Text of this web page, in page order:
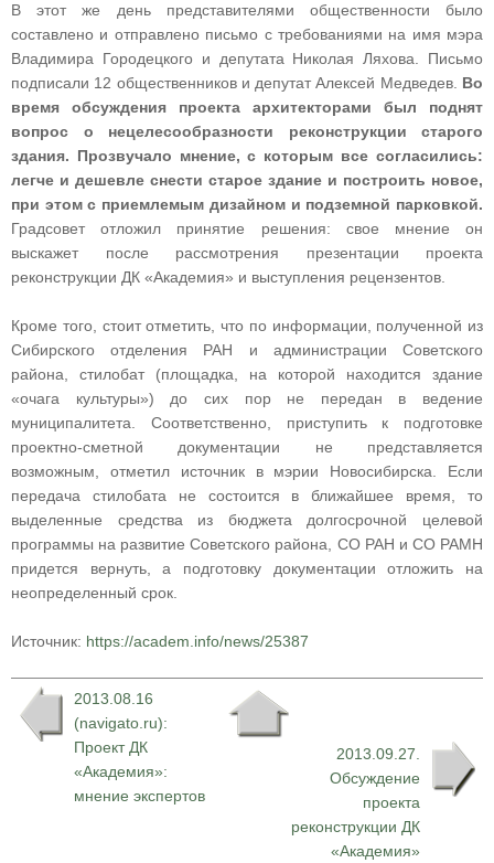
В этот же день представителями общественности было
составлено и отправлено письмо с требованиями на имя мэра
Владимира Городецкого и депутата Николая Ляхова. Письмо
подписали 12 общественников и депутат Алексей Медведев. Во
время обсуждения проекта архитекторами был поднят
вопрос о нецелесообразности реконструкции старого
здания. Прозвучало мнение, с которым все согласились:
легче и дешевле снести старое здание и построить новое,
при этом с приемлемым дизайном и подземной парковкой.
Градсовет отложил принятие решения: свое мнение он
выскажет после рассмотрения презентации проекта
реконструкции ДК «Академия» и выступления рецензентов.
Кроме того, стоит отметить, что по информации, полученной из
Сибирского отделения РАН и администрации Советского
района, стилобат (площадка, на которой находится здание
«очага культуры») до сих пор не передан в ведение
муниципалитета. Соответственно, приступить к подготовке
проектно-сметной документации не представляется
возможным, отметил источник в мэрии Новосибирска. Если
передача стилобата не состоится в ближайшее время, то
выделенные средства из бюджета долгосрочной целевой
программы на развитие Советского района, СО РАН и СО РАМН
придется вернуть, а подготовку документации отложить на
неопределенный срок.
Источник: https://academ.info/news/25387
2013.08.16
(navigato.ru):
Проект ДК
«Академия»:
мнение экспертов
2013.09.27.
Обсуждение
проекта
реконструкции ДК
«Академия»